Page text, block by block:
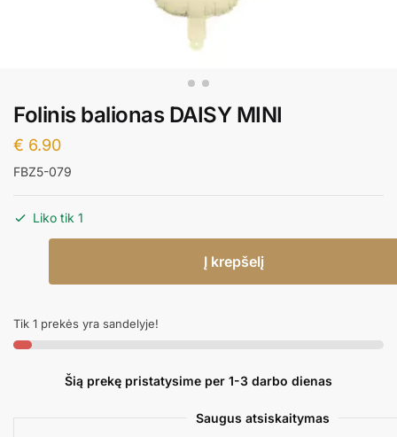
Folinis balionas DAISY MINI
€ 6.90
FBZ5-079
Liko tik 1
Folinis
DAISY
MINI
Į krepšelį
Tik 1 prekės yra sandelyje!
Šią prekę pristatysime per 1-3 darbo dienas
Saugus atsiskaitymas